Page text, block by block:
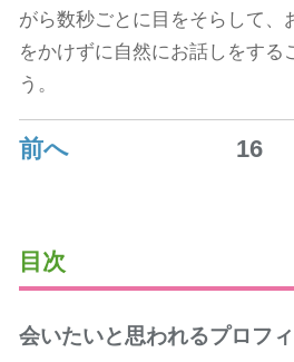
目次
会いたいと思われるプロフィ
がら数秒ごとに目をそらして、
をかけずに自然にお話しをする
う。
前へ 16